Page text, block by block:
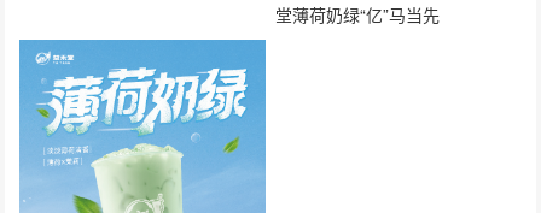
堂薄荷奶绿“亿”马当先